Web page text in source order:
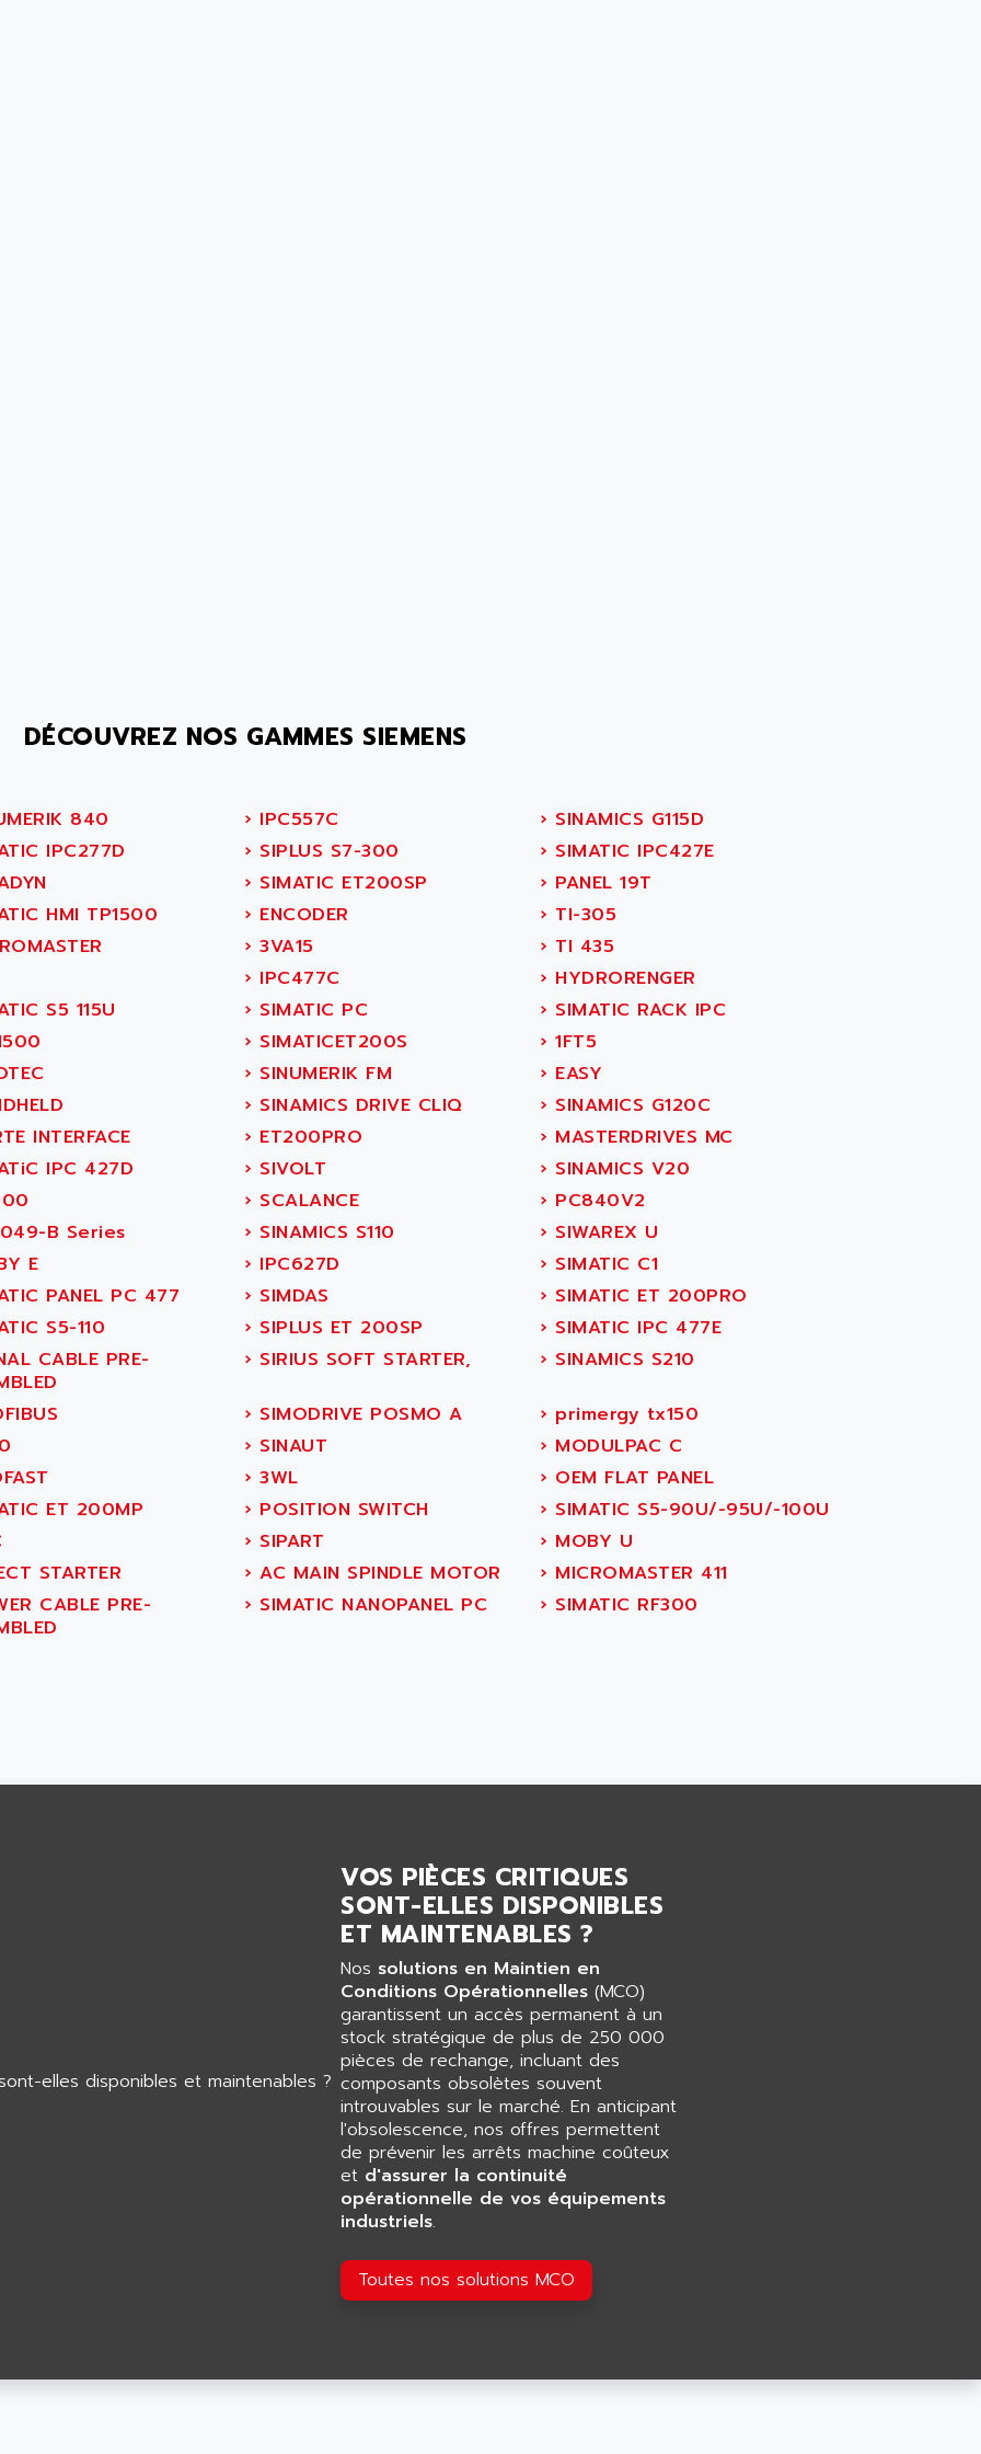
DÉCOUVREZ NOS GAMMES SIEMENS
840 › IPC557C › SINAMICS G115D
IPC277D › SIPLUS S7-300 › SIMATIC IPC427E
› SIMATIC ET200SP › PANEL 19T
HMI TP1500 › ENCODER › TI-305
› 3VA15 › TI 435
› IPC477C › HYDRORENGER
S5 115U › SIMATIC PC › SIMATIC RACK IPC
› SIMATICET200S › 1FT5
› SINUMERIK FM › EASY
› SINAMICS DRIVE CLIQ › SINAMICS G120C
INTERFACE › ET200PRO › MASTERDRIVES MC
IPC 427D › SIVOLT › SINAMICS V20
› SCALANCE › PC840V2
B Series › SINAMICS S110 › SIWAREX U
E › IPC627D › SIMATIC C1
PANEL PC 477 › SIMDAS › SIMATIC ET 200PRO
S5-110 › SIPLUS ET 200SP › SIMATIC IPC 477E
CABLE PRE-
› SIRIUS SOFT STARTER, › SINAMICS S210
› SIMODRIVE POSMO A › primergy tx150
› SINAUT › MODULPAC C
› 3WL › OEM FLAT PANEL
ET 200MP › POSITION SWITCH › SIMATIC S5-90U/-95U/-100U
› SIPART › MOBY U
STARTER › AC MAIN SPINDLE MOTOR › MICROMASTER 411
CABLE PRE-
› SIMATIC NANOPANEL PC › SIMATIC RF300
VOS PIÈCES CRITIQUES
SONT-ELLES DISPONIBLES
ET MAINTENABLES ?
Nos solutions en Maintien en
Conditions Opérationnelles (MCO)
garantissent un accès permanent à un
stock stratégique de plus de 250 000
pièces de rechange, incluant des
composants obsolètes souvent
introuvables sur le marché. En anticipant
l'obsolescence, nos offres permettent
de prévenir les arrêts machine coûteux
et d'assurer la continuité
opérationnelle de vos équipements
industriels.
Toutes nos solutions MCO